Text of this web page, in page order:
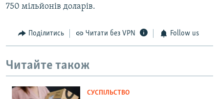
750 мільйонів доларів.
Поділитись Читати без VPN Follow us
Читайте також
СУСПІЛЬСТВО